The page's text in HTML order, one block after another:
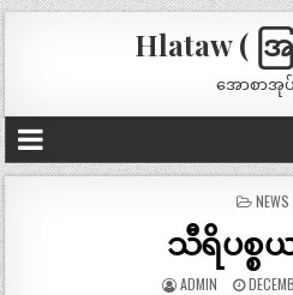
Hlataw ( အ
အောစာအုပ်
POSTED
NEWS
သီရိပစ္စ
ADMIN